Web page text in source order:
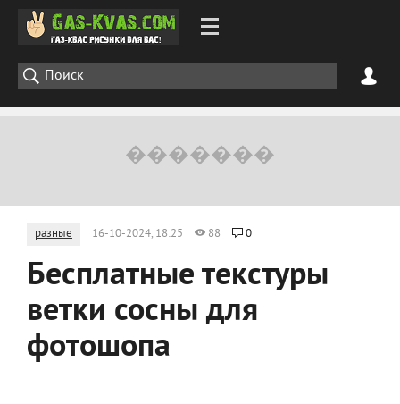
разные 16-10-2024, 18:25 88 0
Бесплатные текстуры
ветки сосны для
фотошопа